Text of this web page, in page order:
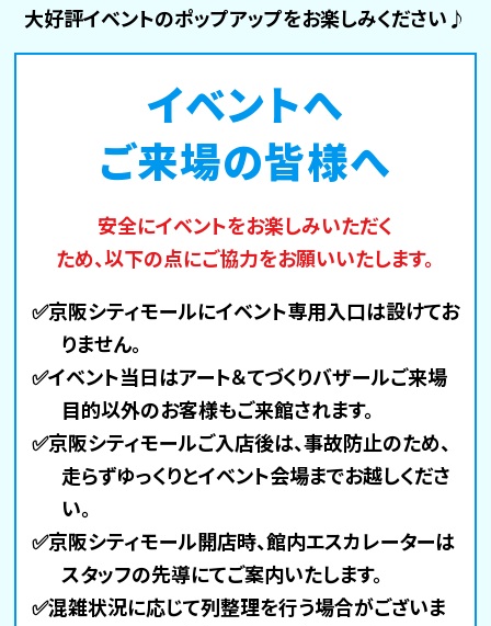
大好評イベントのポップアップをお楽しみください♪
イベントへ
ご来場の皆様へ
安全にイベントをお楽しみいただく
ため、以下の点にご協力をお願いいたします。
✅京阪シティモールにイベント専用入口は設けてお
りません。
✅イベント当日はアート＆てづくりバザールご来場
目的以外のお客様もご来館されます。
✅京阪シティモールご入店後は、事故防止のため、
走らずゆっくりとイベント会場までお越しくださ
い。
✅京阪シティモール開店時、館内エスカレーターは
スタッフの先導にてご案内いたします。
✅混雑状況に応じて列整理を行う場合がございま